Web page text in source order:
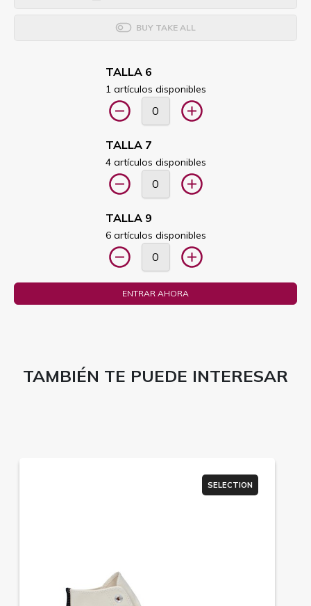
BUY TAKE ALL
TALLA 6
1 artículos disponibles
TALLA 7
4 artículos disponibles
TALLA 9
6 artículos disponibles
ENTRAR AHORA
TAMBIÉN TE PUEDE INTERESAR
SELECTION